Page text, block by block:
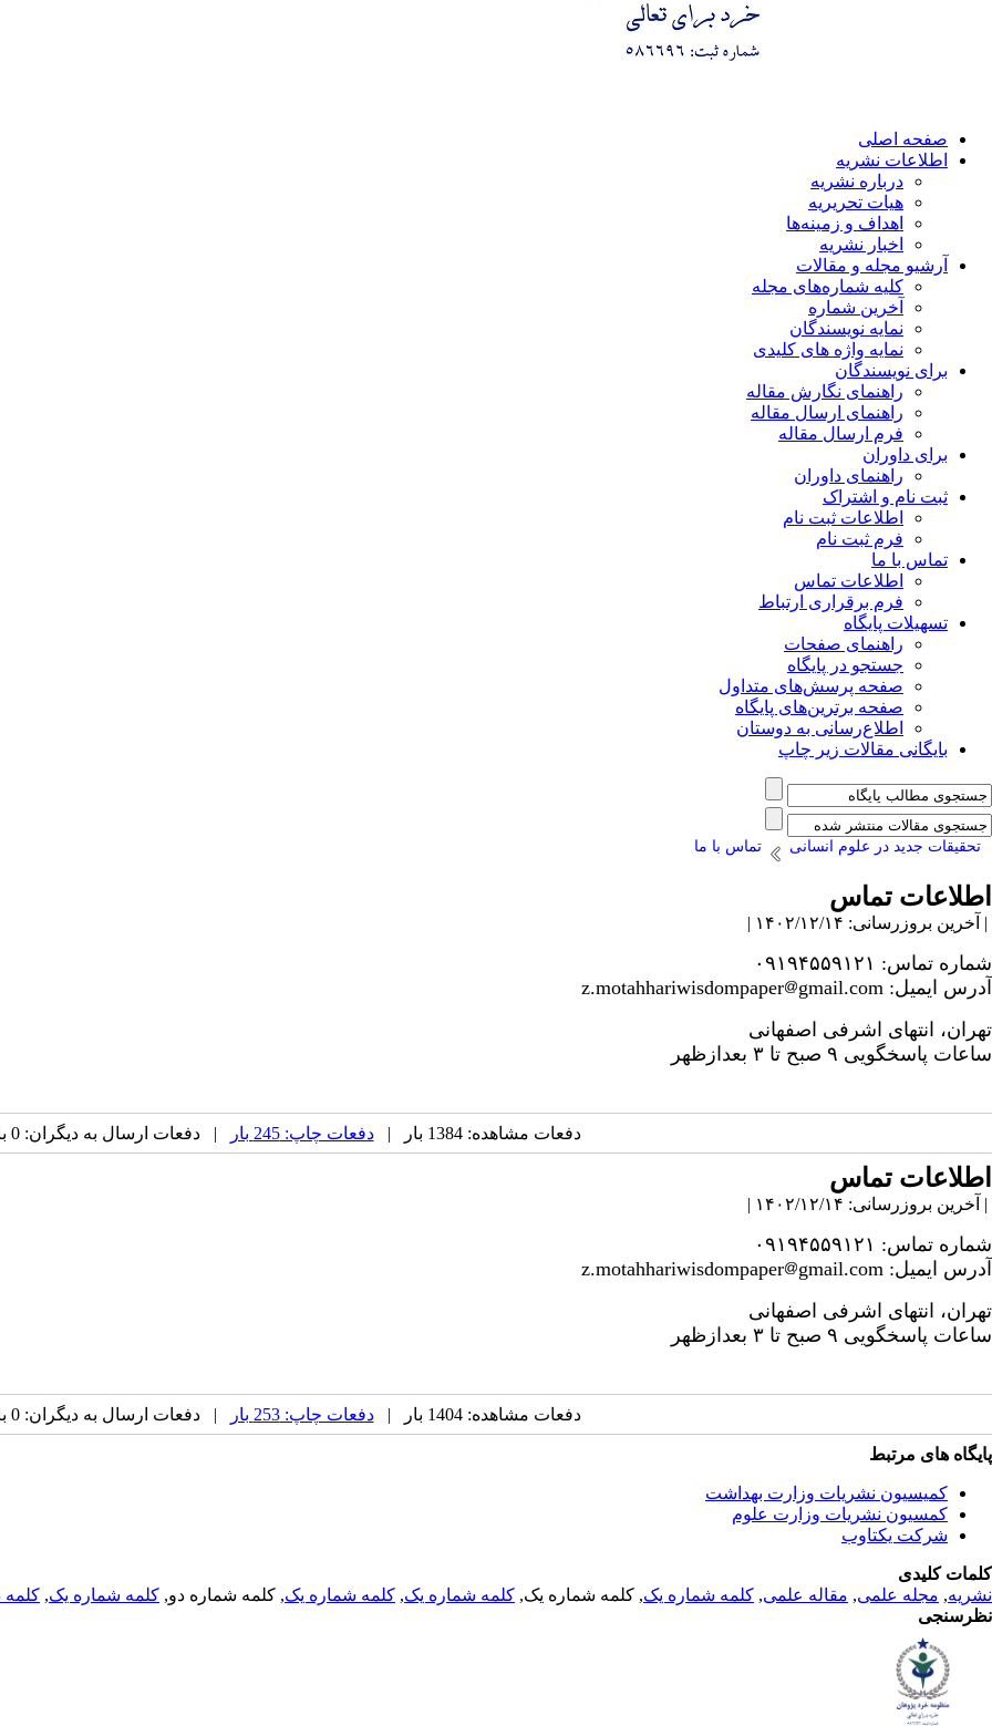
صفحه اصلی
اطلاعات نشریه
درباره نشریه
هیات تحریریه
اهداف و زمینه‌ها
اخبار نشریه
آرشیو مجله و مقالات
کلیه شماره‌های مجله
آخرین شماره
نمایه نویسندگان
نمایه واژه های کلیدی
برای نویسندگان
راهنمای نگارش مقاله
راهنمای ارسال مقاله
فرم ارسال مقاله
برای داوران
راهنمای داوران
ثبت نام و اشتراک
اطلاعات ثبت نام
فرم ثبت نام
تماس با ما
اطلاعات تماس
فرم برقراری ارتباط
تسهیلات پایگاه
راهنمای صفحات
جستجو در پایگاه
صفحه پرسش‌های متداول
صفحه برترین‌های پایگاه
اطلاع‌رسانی به دوستان
بایگانی مقالات زیر چاپ
تحقیقات جدید در علوم انسانی تماس با ما
اطلاعات تماس
| آخرین بروزرسانی: ۱۴۰۲/۱۲/۱۴ |
شماره تماس: ۰۹۱۹۴۵۵۹۱۲۱
آدرس ایمیل: z.motahhariwisdompaper gmail.com
تهران، انتهای اشرفی اصفهانی
ساعات پاسخگویی ۹ صبح تا ۳ بعدازظهر
دفعات مشاهده: 1384 بار | دفعات چاپ: 245 بار | دفعات ارسال به دیگران: 0 بار |
اطلاعات تماس
| آخرین بروزرسانی: ۱۴۰۲/۱۲/۱۴ |
شماره تماس: ۰۹۱۹۴۵۵۹۱۲۱
آدرس ایمیل: z.motahhariwisdompaper gmail.com
تهران، انتهای اشرفی اصفهانی
ساعات پاسخگویی ۹ صبح تا ۳ بعدازظهر
دفعات مشاهده: 1404 بار | دفعات چاپ: 253 بار | دفعات ارسال به دیگران: 0 بار |
پایگاه های مرتبط
کمیسیون نشریات وزارت بهداشت
کمسیون نشریات وزارت علوم
شرکت یکتاوب
کلمات کلیدی
نشریه, مجله علمی, مقاله علمی, کلمه شماره یک, کلمه شماره یک, کلمه شماره یک, کلمه شماره یک, کلمه شماره دو, کلمه شماره یک, کلمه
نظرسنجی